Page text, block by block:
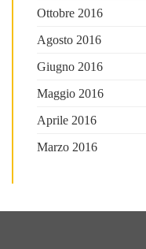
Ottobre 2016
Agosto 2016
Giugno 2016
Maggio 2016
Aprile 2016
Marzo 2016